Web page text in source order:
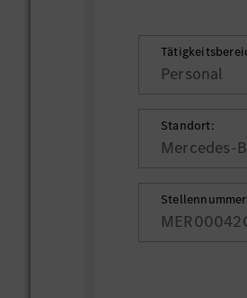
Personal
Standort:
Mercedes-